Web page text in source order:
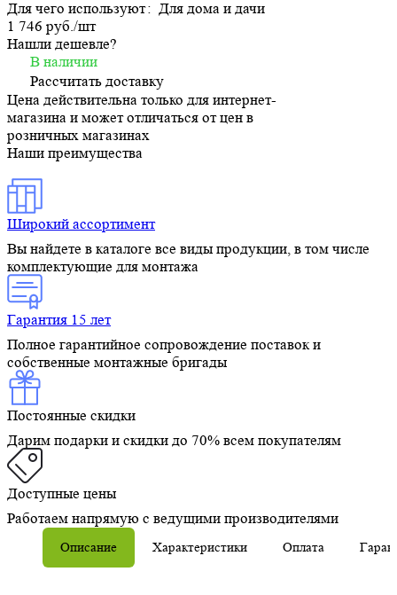
Для чего используют: Для дома и дачи
1 746 руб./шт
Нашли дешевле?
В наличии
Рассчитать доставку
Цена действительна только для интернет-
магазина и может отличаться от цен в
розничных магазинах
Наши преимущества
Широкий ассортимент
Вы найдете в каталоге все виды продукции, в том числе
комплектующие для монтажа
Гарантия 15 лет
Полное гарантийное сопровождение поставок и
собственные монтажные бригады
Постоянные скидки
Дарим подарки и скидки до 70% всем покупателям
Доступные цены
Работаем напрямую с ведущими производителями
Описание Характеристики Оплата